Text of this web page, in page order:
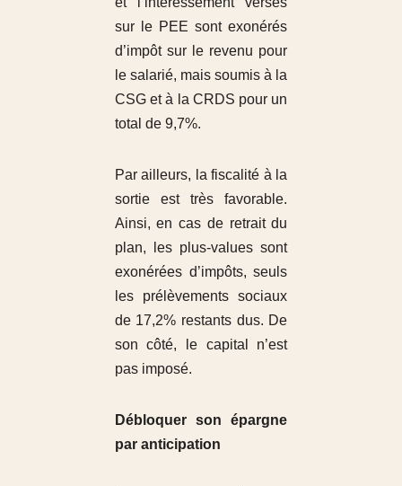
sur le PEE sont exonérés
d’impôt sur le revenu pour
le salarié, mais soumis à la
CSG et à la CRDS pour un
total de 9,7%.
Par ailleurs, la fiscalité à la
sortie est très favorable.
Ainsi, en cas de retrait du
plan, les plus-values sont
exonérées d’impôts, seuls
les prélèvements sociaux
de 17,2% restants dus. De
son côté, le capital n’est
pas imposé.
Débloquer son épargne
par anticipation